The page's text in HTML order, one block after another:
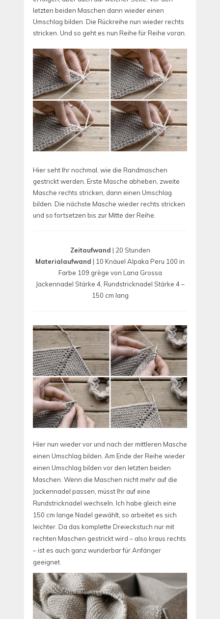
letzten beiden Maschen dann wieder einen
Umschlag bilden. Die Rückreihe nun wieder rechts
stricken. Und so geht es nun Reihe für Reihe voran.
Hier seht Ihr nochmal, wie die Randmaschen
gestrickt werden. Erste Masche abheben, zweite
Masche rechts stricken, dann einen Umschlag
bilden. Die nächste Masche wieder rechts stricken
und so fortsetzen bis zur Mitte der Reihe.
Zeitaufwand | 20 Stunden
Materialaufwand | 10 Knäuel Alpaka Peru 100 in
Farbe 109 grège von Lana Grossa
Jackennadel Stärke 4, Rundstricknadel Stärke 4 –
150 cm lang
Hier nun wieder vor und nach der mittleren Masche
einen Umschlag bilden. Am Ende der Reihe wieder
einen Umschlag bilden vor den letzten beiden
Maschen. Wenn die Maschen nicht mehr auf die
Jackennadel passen, müsst Ihr auf eine
Rundstricknadel wechseln. Ich habe gleich eine
150 cm lange Nadel gewählt, so arbeitet es sich
leichter. Da das komplette Dreieckstuch nur mit
rechten Maschen gestrickt wird – also kraus rechts
– ist es auch ganz wunderbar für Anfänger
geeignet.